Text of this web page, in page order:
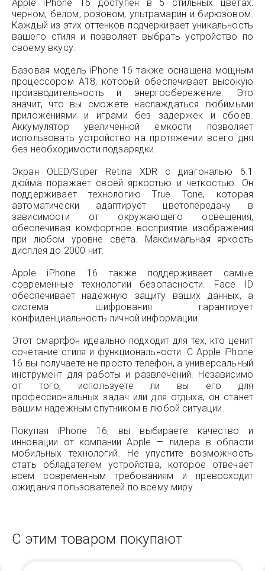
Apple iPhone 16 доступен в 5 стильных цветах:
черном, белом, розовом, ультрамарин и бирюзовом.
Каждый из этих оттенков подчеркивает уникальность
вашего стиля и позволяет выбрать устройство по
своему вкусу.
Базовая модель iPhone 16 также оснащена мощным
процессором A18, который обеспечивает высокую
производительность и энергосбережение. Это
значит, что вы сможете наслаждаться любимыми
приложениями и играми без задержек и сбоев.
Аккумулятор увеличенной емкости позволяет
использовать устройство на протяжении всего дня
без необходимости подзарядки.
Экран OLED/Super Retina XDR с диагональю 6.1
дюйма поражает своей яркостью и четкостью. Он
поддерживает технологию True Tone, которая
автоматически адаптирует цветопередачу в
зависимости от окружающего освещения,
обеспечивая комфортное восприятие изображения
при любом уровне света. Максимальная яркость
дисплея до 2000 нит.
Apple iPhone 16 также поддерживает самые
современные технологии безопасности. Face ID
обеспечивает надежную защиту ваших данных, а
система шифрования гарантирует
конфиденциальность личной информации.
Этот смартфон идеально подходит для тех, кто ценит
сочетание стиля и функциональности. С Apple iPhone
16 вы получаете не просто телефон, а универсальный
инструмент для работы и развлечений. Независимо
от того, используете ли вы его для
профессиональных задач или для отдыха, он станет
вашим надежным спутником в любой ситуации.
Покупая iPhone 16, вы выбираете качество и
инновации от компании Apple — лидера в области
мобильных технологий. Не упустите возможность
стать обладателем устройства, которое отвечает
всем современным требованиям и превосходит
ожидания пользователей по всему миру.
С этим товаром покупают